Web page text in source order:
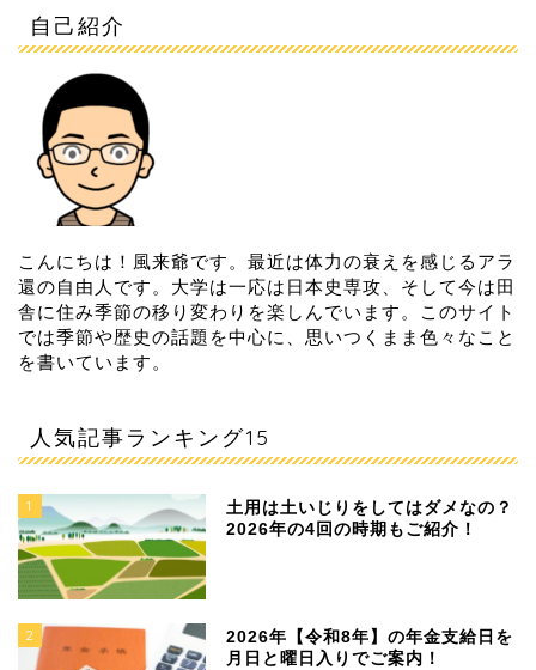
自己紹介
こんにちは！風来爺です。最近は体力の衰えを感じるアラ
還の自由人です。大学は一応は日本史専攻、そして今は田
舎に住み季節の移り変わりを楽しんでいます。このサイト
では季節や歴史の話題を中心に、思いつくまま色々なこと
を書いています。
人気記事ランキング15
1
土用は土いじりをしてはダメなの？
2026年の4回の時期もご紹介！
2
2026年【令和8年】の年金支給日を
月日と曜日入りでご案内！